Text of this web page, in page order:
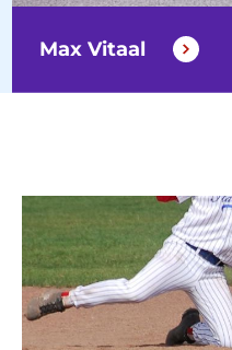
Max Vitaal